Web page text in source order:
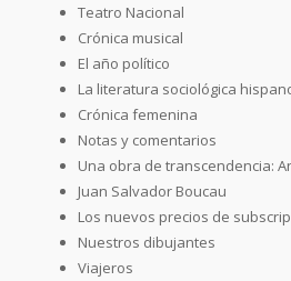
Teatro Nacional
Crónica musical
El año político
La literatura sociológica
Crónica femenina
Notas y comentarios
Una obra de transcendencia:
Juan Salvador Boucau
Los nuevos precios de
Nuestros dibujantes
Viajeros